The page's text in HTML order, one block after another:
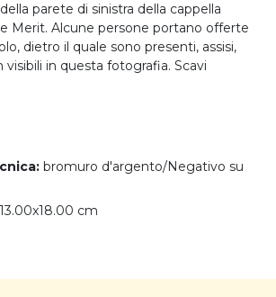
parete di sinistra della cappella
Merit. Alcune persone portano offerte
dietro il quale sono presenti, assisi,
visibili in questa fotografia. Scavi
bromuro d'argento/Negativo su
13.00x18.00 cm